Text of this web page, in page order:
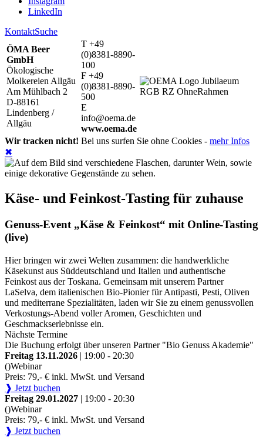
LinkedIn
KontaktSuche
ÖMA Beer
GmbH
Ökologische
Molkereien Allgäu
Am Mühlbach 2
D-88161
Lindenberg /
Allgäu
T +49
(0)8381-8890-
100
F +49
(0)8381-8890-
500
E
info@oema.de
www.oema.de
Wir tracken nicht! Bei uns surfen Sie ohne Cookies - mehr Infos
✖
Käse- und Feinkost-Tasting für zuhause
Genuss-Event „Käse & Feinkost“ mit Online-Tasting
(live)
Hier bringen wir zwei Welten zusammen: die handwerkliche
Käsekunst aus Süddeutschland und Italien und authentische
Feinkost aus der Toskana. Gemeinsam mit unserem Partner
LaSelva, dem italienischen Bio-Pionier für Antipasti, Pesti, Oliven
und mediterrane Spezialitäten, laden wir Sie zu einem genussvollen
Verkostungs-Abend voller Aromen, Geschichten und
Geschmackserlebnisse ein.
Nächste Termine
Die Buchung erfolgt über unseren Partner "Bio Genuss Akademie"
Freitag 13.11.2026 | 19:00 - 20:30
()Webinar
Preis: 79,- € inkl. MwSt. und Versand
❱ Jetzt buchen
Freitag 29.01.2027 | 19:00 - 20:30
()Webinar
Preis: 79,- € inkl. MwSt. und Versand
❱ Jetzt buchen